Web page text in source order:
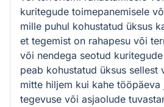
kuritegude toimepanemisele
mille puhul kohustatud üksus
et tegemist on rahapesu või
või nendega seotud
peab kohustatud üksus sellest
mitte hiljem kui kahe
tegevuse või asjaolude